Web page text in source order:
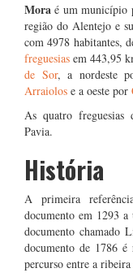
Moraé um município
região do Alentejo e
com 4978 habitantes,
freguesias em 443,95
de Sor, a nordeste
Arraiolos e a oeste por
As quatro freguesias
Pavia.
História
A primeira
documento em 1293 a
documento chamado
documento de 1786
percurso entre a